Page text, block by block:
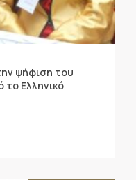
ψήφιση του
το Ελληνικό